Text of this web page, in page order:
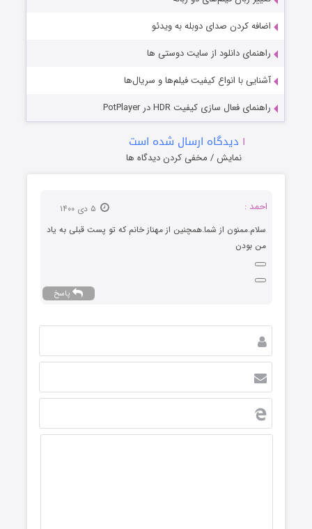
اضافه کردن صدای دوبله به ویدئو
راهنمای دانلود از سایت دوستی ها
آشنایی با انواع کیفیت فیلم‌ها و سریال‌ها
راهنمای فعال سازی کیفیت HDR در PotPlayer
۱ دیدگاه ارسال شده است
نمایش / مخفی کردن دیدگاه ها
احمد :
سلام.ممنون از شما.همچنین از مهناز خانم که تو پست قبلی به یاد
من بودن
پاسخ